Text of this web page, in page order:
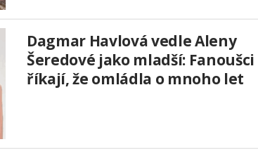
Dagmar Havlová vedle Aleny
Šeredové jako mladší: Fanoušci
říkají, že omládla o mnoho let